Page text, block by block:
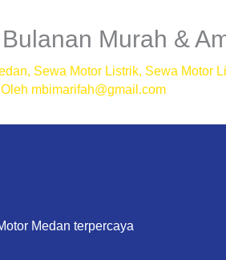
Murah &
, Sewa Motor Listrik, Sewa Motor
mbimarifah@gmail.com
Medan terpercaya